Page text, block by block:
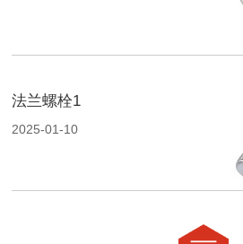
法兰螺栓1
2025-01-10